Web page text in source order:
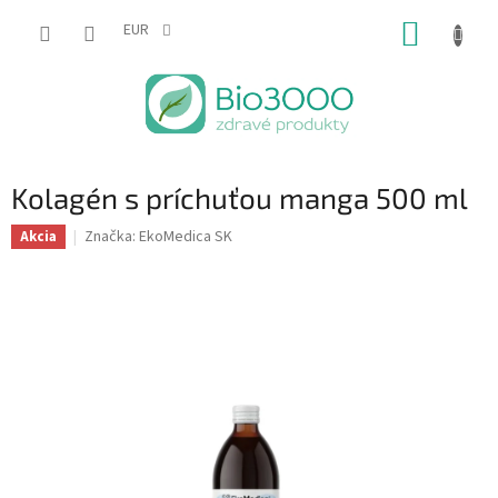
EUR
Kolagén s príchuťou manga 500 ml
Akcia Značka: EkoMedica SK